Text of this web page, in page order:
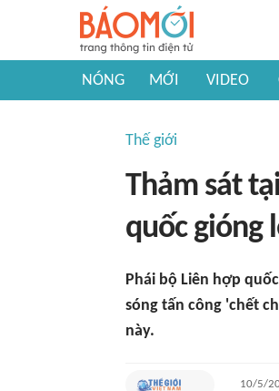
NÓNG MỚI VIDEO
Thế giới
Thảm sát
quốc gióng
Phái bộ Liên hợp
sóng tấn công 'chết
này.
10/5/